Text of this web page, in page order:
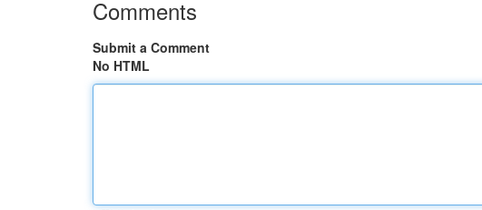
Comments
Submit a Comment
No HTML